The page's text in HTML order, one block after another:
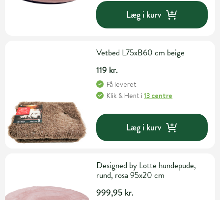
Læg i kurv
Vetbed L75xB60 cm beige
119 kr.
Få leveret
Klik & Hent i13 centre
Læg i kurv
Designed by Lotte hundepude,
rund, rosa 95x20 cm
999,95 kr.